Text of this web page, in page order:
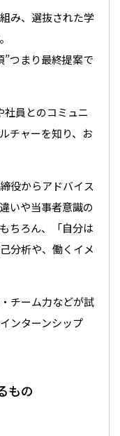
み、選抜された学
つまり最終提案で
員とのコミュニ
チャーを知り、お
役からアドバイス
いや当事者意識の
ちろん、「自分は
分析や、働くイメ
チーム力などが試
ンターンシップ
もの